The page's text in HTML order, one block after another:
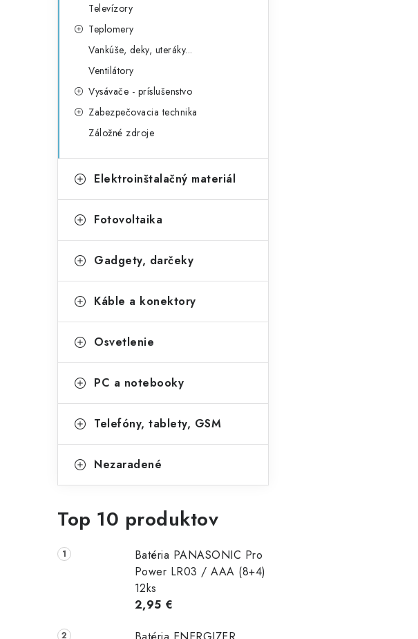
Televízory
Teplomery
Vankúše, deky, uteráky...
Ventilátory
Vysávače - príslušenstvo
Zabezpečovacia technika
Záložné zdroje
Elektroinštalačný materiál
Fotovoltaika
Gadgety, darčeky
Káble a konektory
Osvetlenie
PC a notebooky
Telefóny, tablety, GSM
Nezaradené
Top 10 produktov
Batéria PANASONIC Pro
Power LR03 / AAA (8+4)
12ks
2,95 €